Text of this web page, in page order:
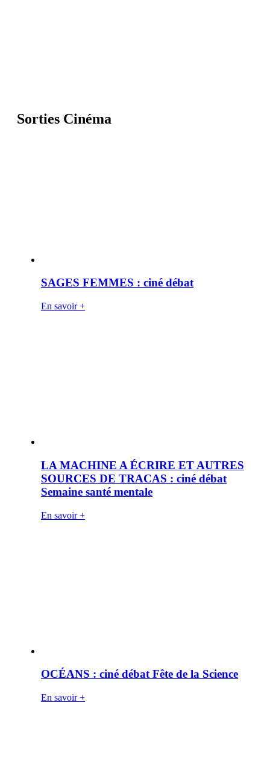
Sorties Cinéma
SAGES FEMMES : ciné débat
En savoir +
LA MACHINE A ÉCRIRE ET AUTRES
SOURCES DE TRACAS : ciné débat
Semaine santé mentale
En savoir +
OCÉANS : ciné débat Fête de la Science
En savoir +